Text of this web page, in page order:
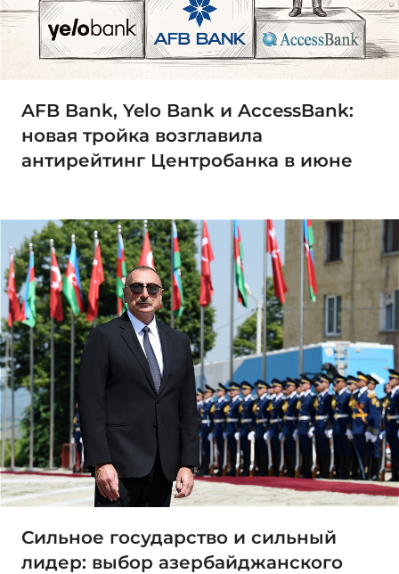
AFB Bank, Yelo Bank и AccessBank:
новая тройка возглавила
антирейтинг Центробанка в июне
Сильное государство и сильный
лидер: выбор азербайджанского